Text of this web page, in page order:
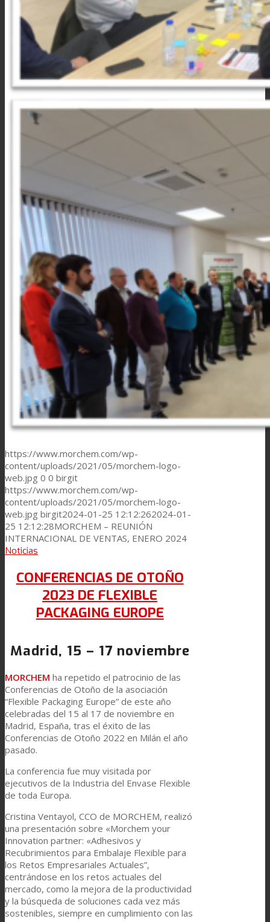
https://www.morchem.com/wp-
content/uploads/2021/05/morchem-logo-
web.jpg 0 0 birgit
https://www.morchem.com/wp-
content/uploads/2021/05/morchem-logo-
web.jpg birgit2024-01-25 12:12:262024-01-
25 12:12:28MORCHEM – REUNIÓN
INTERNACIONAL DE VENTAS, ENERO 2024
Noticias
CONFERENCIAS DE OTOÑO
2023 DE FLEXIBLE
PACKAGING EUROPE
Madrid, 15 – 17 noviembre
MORCHEM ha repetido el patrocinio de las
Conferencias de Otoño de la asociación
“Flexible Packaging Europe” de este año
celebradas del 15 al 17 de noviembre en
Madrid, España, tras el éxito de las
Conferencias de Otoño 2022 en Milán el año
pasado.
La conferencia fue muy visitada por
ejecutivos de la Industria del Envase Flexible
de toda Europa.
Cristina Ventayol, CCO de MORCHEM, realizó
una presentación sobre «Morchem your
Innovation partner: «Adhesivos y
Recubrimientos para Embalaje Flexible para
los Retos Empresariales Actuales”,
centrándose en los retos actuales del
mercado, como la mejora de la productividad
y la búsqueda de soluciones cada vez más
sostenibles, siempre en cumplimiento con las